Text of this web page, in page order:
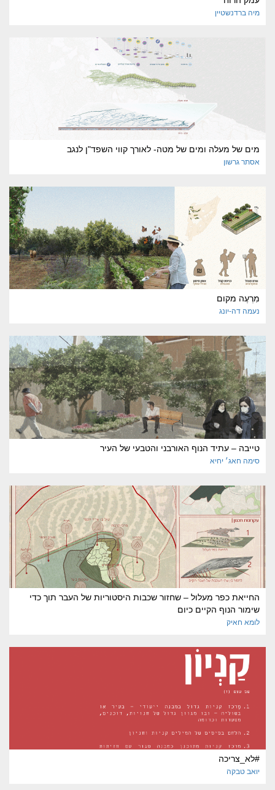
מיה ברדנשטיין
מים של מעלה ומים של מטה- לאורך קווי השפד"ן לנגב
אסתר גרשון
מִרְעֶה מקום
נעמה דה-יונג
טייבה – עתיד הנוף האורבני והטבעי של העיר
סימה חאג׳ יחיא
החייאת כפר מעלול – שחזור שכבות היסטוריות של העבר תוך כדי
שימור הנוף הקיים כיום
לומא חאיק
#לא_צריכה
יואב טבקה